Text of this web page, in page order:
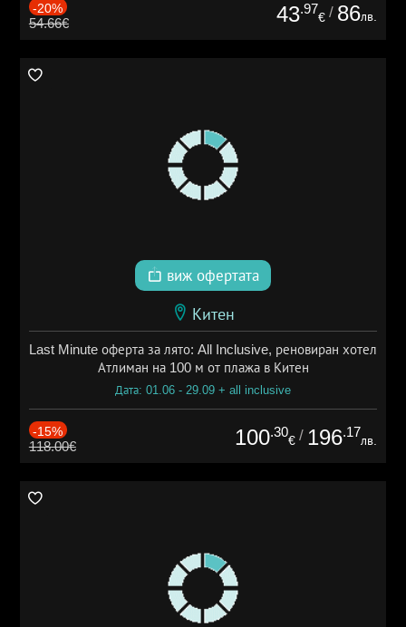
-20%
54.66€ 43.97
€ / 86лв.
виж офертата
Китен
Last Minute оферта за лято: All Inclusive, реновиран хотел
Атлиман на 100 м от плажа в Китен
Дата: 01.06 - 29.09 + all inclusive
-15%
118.00€ 100.30
€ / 196.17
лв.